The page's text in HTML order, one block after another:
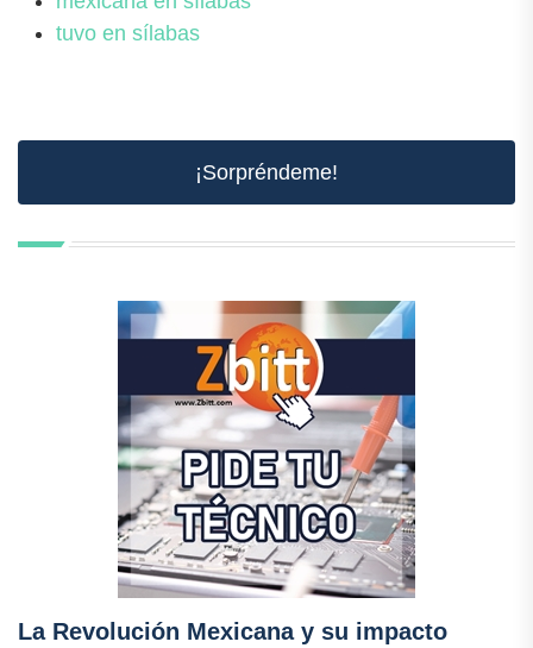
tuvo en sílabas
¡Sorpréndeme!
La Revolución Mexicana y su impacto